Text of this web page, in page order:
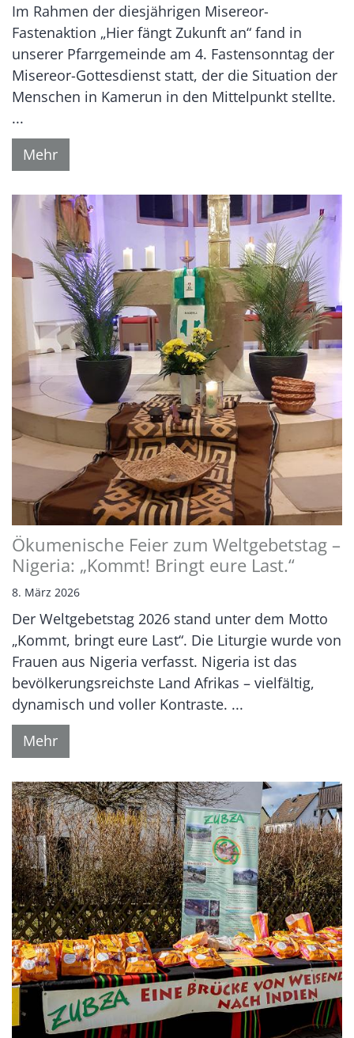
Im Rahmen der diesjährigen Misereor-
Fastenaktion „Hier fängt Zukunft an“ fand in
unserer Pfarrgemeinde am 4. Fastensonntag der
Misereor-Gottesdienst statt, der die Situation der
Menschen in Kamerun in den Mittelpunkt stellte.
...
Mehr
Ökumenische Feier zum Weltgebetstag –
Nigeria: „Kommt! Bringt eure Last.“
8. März 2026
Der Weltgebetstag 2026 stand unter dem Motto
„Kommt, bringt eure Last“. Die Liturgie wurde von
Frauen aus Nigeria verfasst. Nigeria ist das
bevölkerungsreichste Land Afrikas – vielfältig,
dynamisch und voller Kontraste. ...
Mehr